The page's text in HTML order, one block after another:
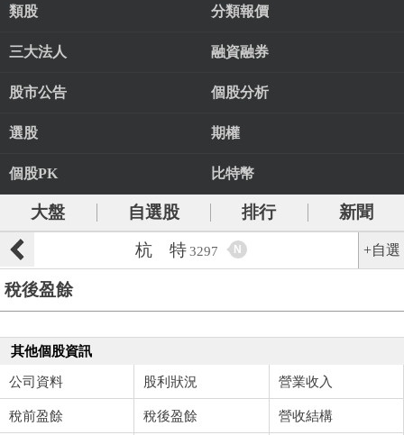
類股 分類報價
三大法人 融資融券
股市公告 個股分析
選股 期權
個股PK 比特幣
大盤 自選股 排行
新聞
杭 特 3297 N +自選
稅後盈餘
其他個股資訊
公司資料 股利狀況 營業收入
稅前盈餘 稅後盈餘 營收結構